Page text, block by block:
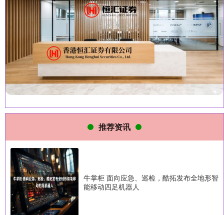
推荐资讯
牛掌柜 面向应急、巡检，酷拓发布全地形智
能移动四足机器人